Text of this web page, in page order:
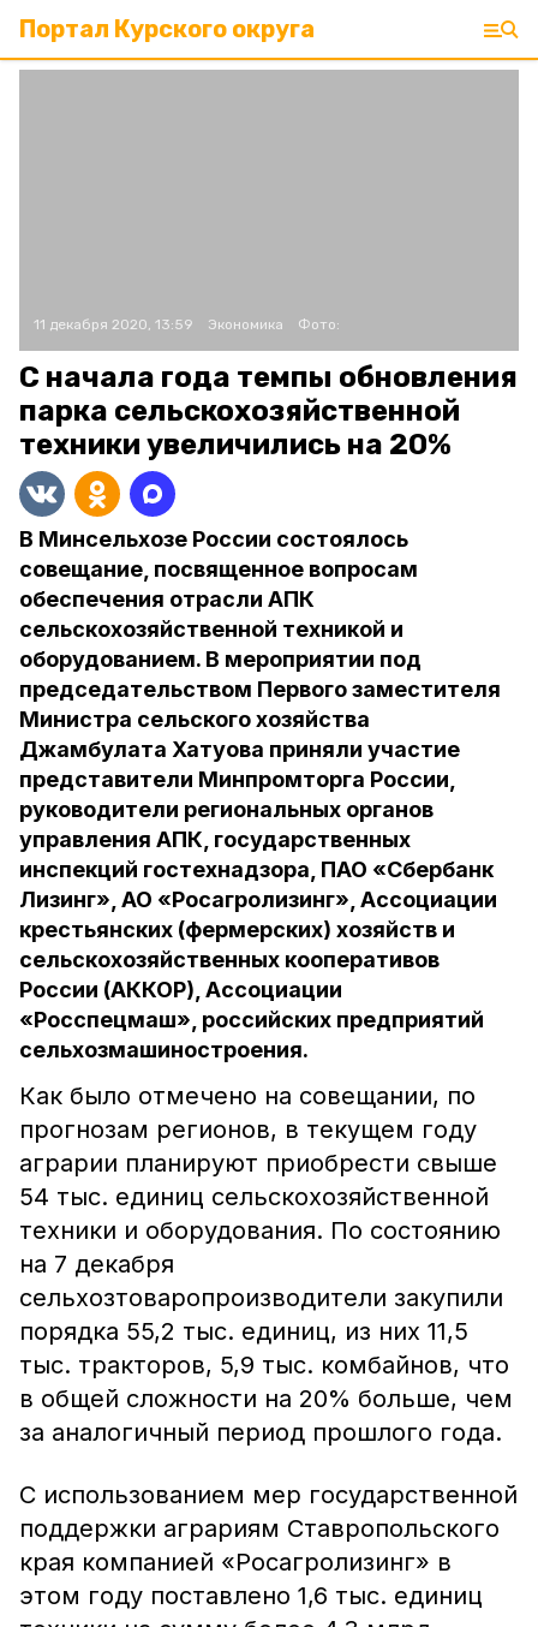
Портал Курского округа
11 декабря 2020, 13:59 Экономика Фото:
С начала года темпы обновления
парка сельскохозяйственной
техники увеличились на 20%
В Минсельхозе России состоялось
совещание, посвященное вопросам
обеспечения отрасли АПК
сельскохозяйственной техникой и
оборудованием. В мероприятии под
председательством Первого заместителя
Министра сельского хозяйства
Джамбулата Хатуова приняли участие
представители Минпромторга России,
руководители региональных органов
управления АПК, государственных
инспекций гостехнадзора, ПАО «Сбербанк
Лизинг», АО «Росагролизинг», Ассоциации
крестьянских (фермерских) хозяйств и
сельскохозяйственных кооперативов
России (АККОР), Ассоциации
«Росспецмаш», российских предприятий
сельхозмашиностроения.
Как было отмечено на совещании, по
прогнозам регионов, в текущем году
аграрии планируют приобрести свыше
54 тыс. единиц сельскохозяйственной
техники и оборудования. По состоянию
на 7 декабря
сельхозтоваропроизводители закупили
порядка 55,2 тыс. единиц, из них 11,5
тыс. тракторов, 5,9 тыс. комбайнов, что
в общей сложности на 20% больше, чем
за аналогичный период прошлого года.
С использованием мер государственной
поддержки аграриям Ставропольского
края компанией «Росагролизинг» в
этом году поставлено 1,6 тыс. единиц